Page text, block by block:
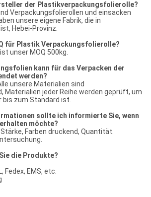
der Plastikverpackungsfolierolle?
Verpackungsfolierollen und einsacken
unsere eigene Fabrik, die in
Hebei-Provinz.
für Plastik Verpackungsfolierolle?
unser MOQ 500kg.
kann für das Verpacken der
werden?
unsere Materialien sind
Materialien jeder Reihe werden geprüft, um
bis zum Standard ist.
sollte ich informierte Sie, wenn
möchte?
Farben druckend, Quantität.
die Produkte?
Fedex, EMS, etc.